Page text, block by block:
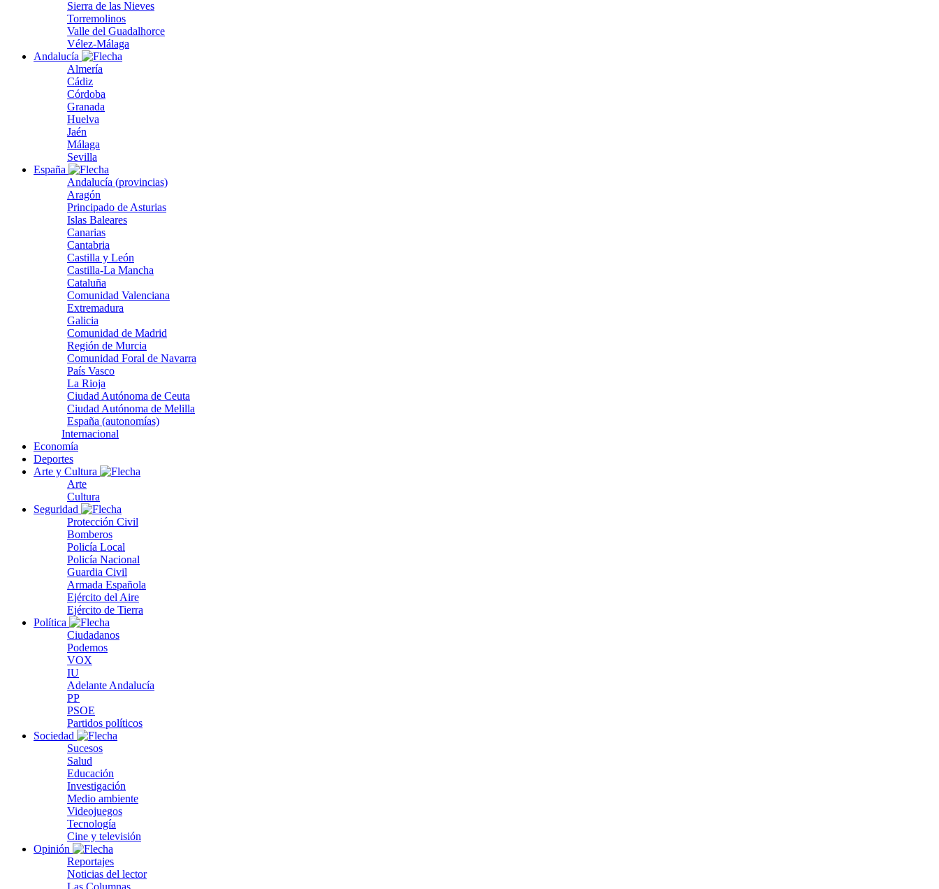
Sierra de las Nieves
Torremolinos
Valle del Guadalhorce
Vélez-Málaga
Andalucía
Almería
Cádiz
Córdoba
Granada
Huelva
Jaén
Málaga
Sevilla
España
Andalucía (provincias)
Aragón
Principado de Asturias
Islas Baleares
Canarias
Cantabria
Castilla y León
Castilla-La Mancha
Cataluña
Comunidad Valenciana
Extremadura
Galicia
Comunidad de Madrid
Región de Murcia
Comunidad Foral de Navarra
País Vasco
La Rioja
Ciudad Autónoma de Ceuta
Ciudad Autónoma de Melilla
España (autonomías)
Internacional
Economía
Deportes
Arte y Cultura
Arte
Cultura
Seguridad
Protección Civil
Bomberos
Policía Local
Policía Nacional
Guardia Civil
Armada Española
Ejército del Aire
Ejército de Tierra
Política
Ciudadanos
Podemos
VOX
IU
Adelante Andalucía
PP
PSOE
Partidos políticos
Sociedad
Sucesos
Salud
Educación
Investigación
Medio ambiente
Videojuegos
Tecnología
Cine y televisión
Opinión
Reportajes
Noticias del lector